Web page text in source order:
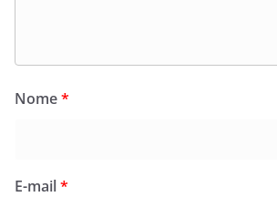
Nome*
E-mail*